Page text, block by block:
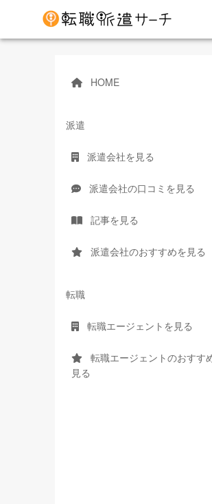
HOME
派遣
派遣会社を見る
派遣会社の口コミを見る
記事を見る
派遣会社のおすすめを見る
転職
転職エージェントを見る
転職エージェントのおすす
見る